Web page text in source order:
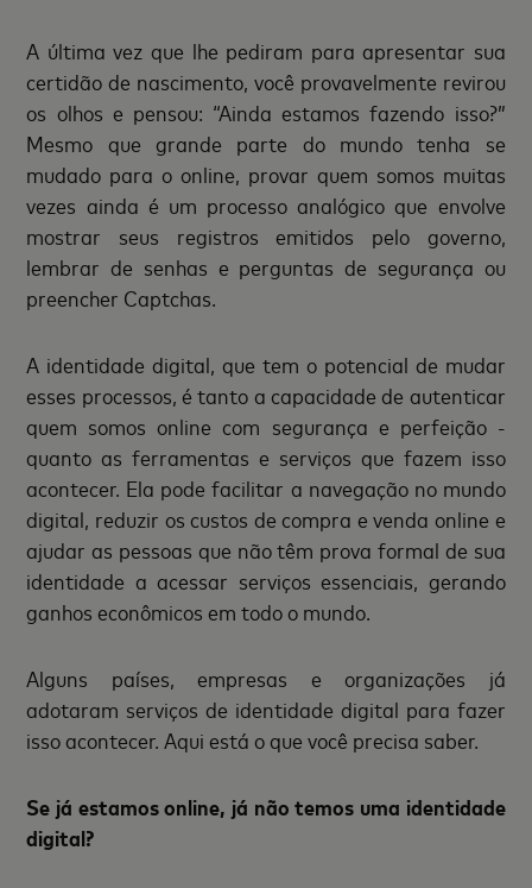
A última vez que lhe pediram para apresentar sua
certidão de nascimento, você provavelmente revirou
os olhos e pensou: “Ainda estamos fazendo isso?”
Mesmo que grande parte do mundo tenha se
mudado para o online, provar quem somos muitas
vezes ainda é um processo analógico que envolve
mostrar seus registros emitidos pelo governo,
lembrar de senhas e perguntas de segurança ou
preencher Captchas.
A identidade digital, que tem o potencial de mudar
esses processos, é tanto a capacidade de autenticar
quem somos online com segurança e perfeição -
quanto as ferramentas e serviços que fazem isso
acontecer. Ela pode facilitar a navegação no mundo
digital, reduzir os custos de compra e venda online e
ajudar as pessoas que não têm prova formal de sua
identidade a acessar serviços essenciais, gerando
ganhos econômicos em todo o mundo.
Alguns países, empresas e organizações já
adotaram serviços de identidade digital para fazer
isso acontecer. Aqui está o que você precisa saber.
Se já estamos online, já não temos uma identidade
digital?